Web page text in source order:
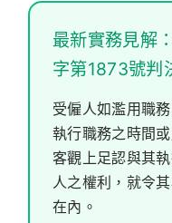
最新實務見解
字第1873號判
受僱人如濫用職
執行職務之時間
客觀上足認與其
人之權利，就令
在內。